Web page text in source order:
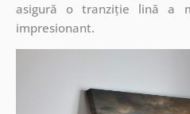
asigură o tranziție lină a
impresionant.